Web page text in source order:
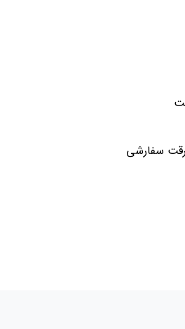
سفارشی